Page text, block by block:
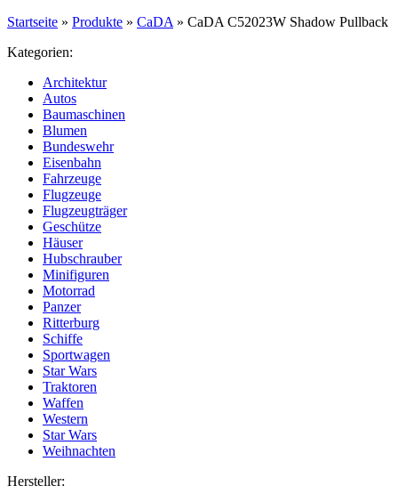
Startseite » Produkte » CaDA » CaDA C52023W Shadow Pullback
Kategorien:
Architektur
Autos
Baumaschinen
Blumen
Bundeswehr
Eisenbahn
Fahrzeuge
Flugzeuge
Flugzeugträger
Geschütze
Häuser
Hubschrauber
Minifiguren
Motorrad
Panzer
Ritterburg
Schiffe
Sportwagen
Star Wars
Traktoren
Waffen
Western
Star Wars
Weihnachten
Hersteller: